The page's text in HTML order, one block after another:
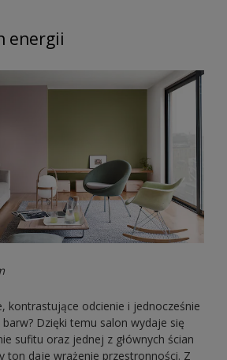
energii
kontrastujące odcienie i jednocześnie
Dzięki temu salon wydaje się
sufitu oraz jednej z głównych ścian
ton daje wrażenie przestronności. Z